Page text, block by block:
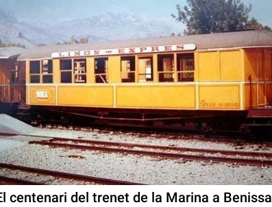
centenari del trenet de la Marina a Benissa